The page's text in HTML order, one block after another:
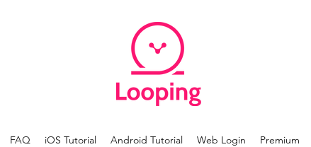
FAQ iOS Tutorial Android Tutorial Web Login Premium